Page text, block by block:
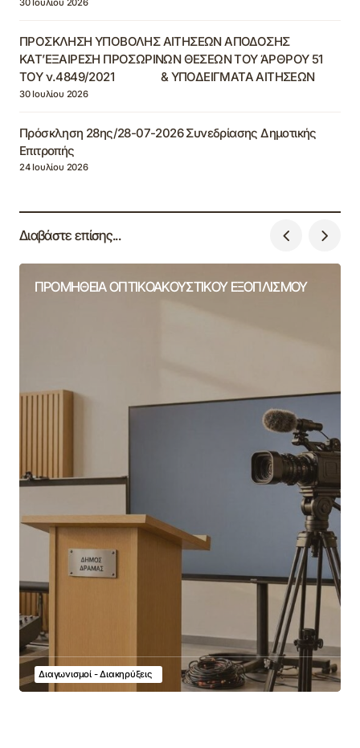
30 Ιουλίου 2026
ΠΡΟΣΚΛΗΣΗ ΥΠΟΒΟΛΗΣ ΑΙΤΗΣΕΩΝ ΑΠΟΔΟΣΗΣ
ΚΑΤ’ΕΞΑΙΡΕΣΗ ΠΡΟΣΩΡΙΝΩΝ ΘΕΣΕΩΝ ΤΟΥ ΆΡΘΡΟΥ 51
ΤΟΥ ν.4849/2021 & ΥΠΟΔΕΙΓΜΑΤΑ ΑΙΤΗΣΕΩΝ
30 Ιουλίου 2026
Πρόσκληση 28ης/28-07-2026 Συνεδρίασης Δημοτικής
Επιτροπής
24 Ιουλίου 2026
Διαβάστε επίσης...
ΠΡΟΜΗΘΕΙΑ ΟΠΤΙΚΟΑΚΟΥΣΤΙΚΟΥ ΕΞΟΠΛΙΣΜΟΥ
Διαγωνισμοί - Διακηρύξεις